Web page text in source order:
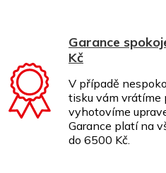
Garance
Kč
V případě
tisku vám vrátíme
vyhotovíme
Garance platí na
do 6500 Kč.